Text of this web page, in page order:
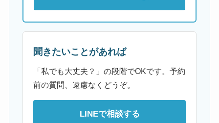
聞きたいことがあれば
「私でも大丈夫？」の段階でOKです。予約
前の質問、遠慮なくどうぞ。
LINEで相談する